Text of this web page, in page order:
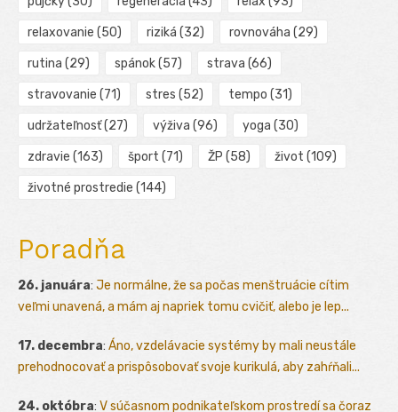
relaxovanie (50) riziká (32) rovnováha (29)
rutina (29) spánok(57) strava (66)
stravovanie (71) stres (52) tempo (31)
udržateľnosť(27) výživa (96) yoga (30)
zdravie (163) šport (71) ŽP (58) život (109)
životné prostredie (144)
Poradňa
26. januára: Je normálne, že sa počas menštruácie cítim
veľmi unavená, a mám aj napriek tomu cvičiť, alebo je lep...
17. decembra: Áno, vzdelávacie systémy by mali neustále
prehodnocovať a prispôsobovať svoje kurikulá, aby zahŕňali...
24. októbra: V súčasnom podnikateľskom prostredí sa čoraz